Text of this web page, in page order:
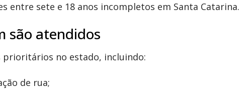
entre sete e 18 anos incompletos em Santa Catarina.
são atendidos
prioritários no estado, incluindo:
de rua;